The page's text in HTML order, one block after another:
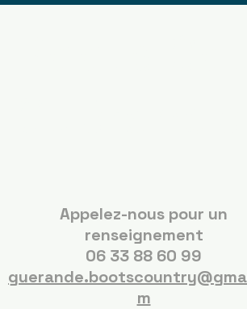
Appelez-nous pour un
renseignement
06 33 88 60 99
m